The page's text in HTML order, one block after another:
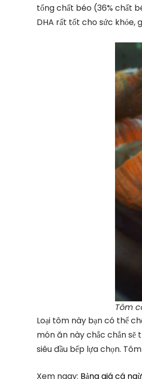
tổng chất béo (36% chất
DHA rất tốt cho sức khỏe,
Tôm
Loại tôm này bạn có thể
món ăn này chắc chắn sẽ
siêu đầu bếp lựa chọn.
Xem ngay: Bảng giá cá